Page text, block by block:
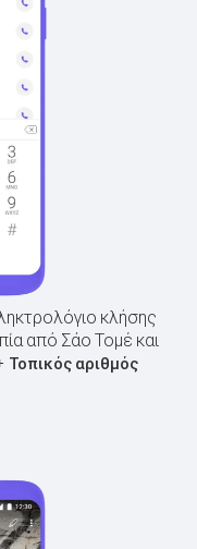
κλήσης
από Σάο Τομέ και
Τοπικός αριθμός